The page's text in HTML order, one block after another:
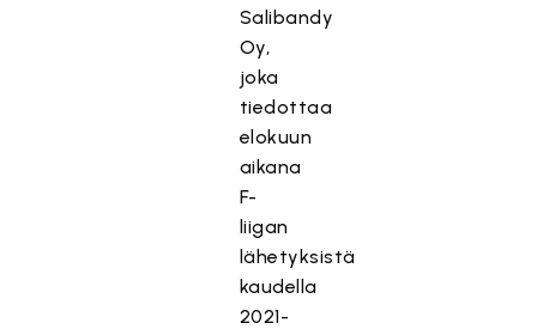
Salibandy
Oy,
joka
tiedottaa
elokuun
aikana
F-
liigan
lähetyksistä
kaudella
2021-